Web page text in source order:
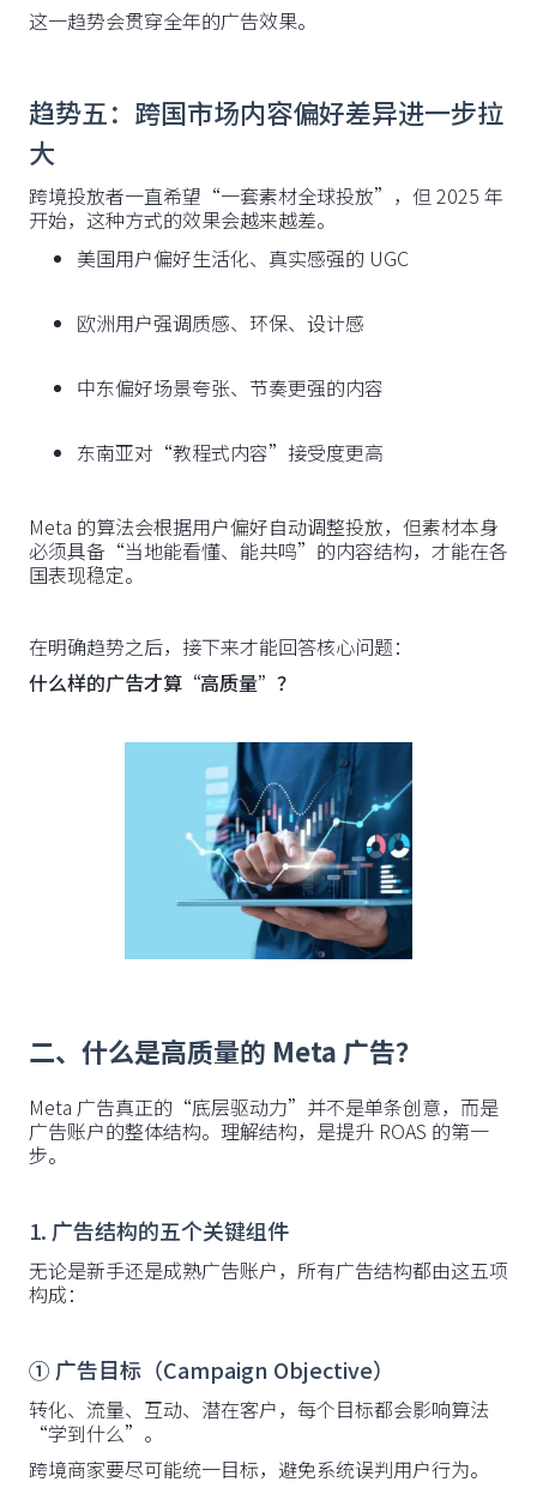
这一趋势会贯穿全年的广告效果。
趋势五：跨国市场内容偏好差异进一步拉
大
跨境投放者一直希望“一套素材全球投放”，但 2025 年
开始，这种方式的效果会越来越差。
美国用户偏好生活化、真实感强的 UGC
欧洲用户强调质感、环保、设计感
中东偏好场景夸张、节奏更强的内容
东南亚对“教程式内容”接受度更高
Meta 的算法会根据用户偏好自动调整投放，但素材本身
必须具备“当地能看懂、能共鸣”的内容结构，才能在各
国表现稳定。
在明确趋势之后，接下来才能回答核心问题：
什么样的广告才算“高质量”？
二、什么是高质量的 Meta 广告？
Meta 广告真正的“底层驱动力”并不是单条创意，而是
广告账户的整体结构。理解结构，是提升 ROAS 的第一
步。
1. 广告结构的五个关键组件
无论是新手还是成熟广告账户，所有广告结构都由这五项
构成：
① 广告目标（Campaign Objective）
转化、流量、互动、潜在客户，每个目标都会影响算法
“学到什么”。
跨境商家要尽可能统一目标，避免系统误判用户行为。